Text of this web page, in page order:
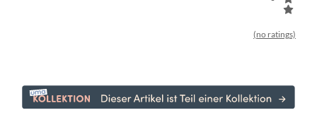
(no ratings)